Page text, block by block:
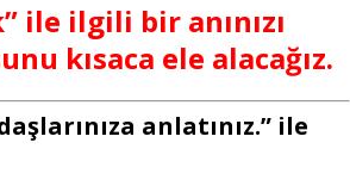
ile ilgili bir anınızı
kısaca ele alacağız.
anlatınız.” ile